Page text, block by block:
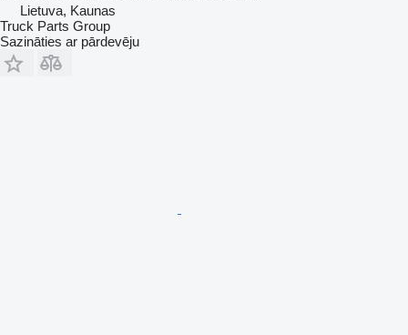
Lietuva, Kaunas
Truck Parts Group
Sazināties ar pārdevēju